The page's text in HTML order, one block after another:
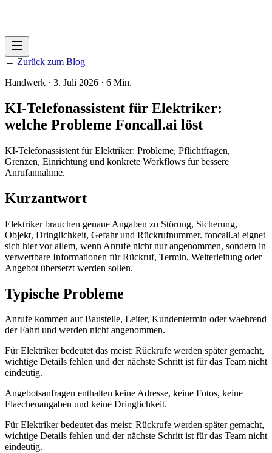
← Zurück zum Blog
Handwerk · 3. Juli 2026 · 6 Min.
KI-Telefonassistent für Elektriker:
welche Probleme Foncall.ai löst
KI-Telefonassistent für Elektriker: Probleme, Pflichtfragen,
Grenzen, Einrichtung und konkrete Workflows für bessere
Anrufannahme.
Kurzantwort
Elektriker brauchen genaue Angaben zu Störung, Sicherung,
Objekt, Dringlichkeit, Gefahr und Rückrufnummer. foncall.ai eignet
sich hier vor allem, wenn Anrufe nicht nur angenommen, sondern in
verwertbare Informationen für Rückruf, Termin, Weiterleitung oder
Angebot übersetzt werden sollen.
Typische Probleme
Anrufe kommen auf Baustelle, Leiter, Kundentermin oder waehrend
der Fahrt und werden nicht angenommen.
FürElektrikerbedeutet das meist: Rückrufe werden später gemacht,
wichtige Details fehlen und der nächste Schritt ist für das Team nicht
eindeutig.
Angebotsanfragen enthalten keine Adresse, keine Fotos, keine
Flaechenangaben und keine Dringlichkeit.
FürElektrikerbedeutet das meist: Rückrufe werden später gemacht,
wichtige Details fehlen und der nächste Schritt ist für das Team nicht
eindeutig.